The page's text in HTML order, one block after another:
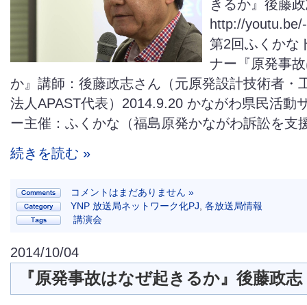
きるか』後藤
http://
第2回ふくかな
ナー『原発事
か』講師：後藤政志さん（元原発設計技術者・
法人APAST代表）2014.9.20 かながわ県民活動
ー主催：ふくかな（福島原発かながわ訴訟を支
続きを読む »
コメントはまだありません »
YNP 放送局ネットワーク化PJ 各放送局情報
講演会
2014/10/04
『原発事故はなぜ起きるか』後藤政志